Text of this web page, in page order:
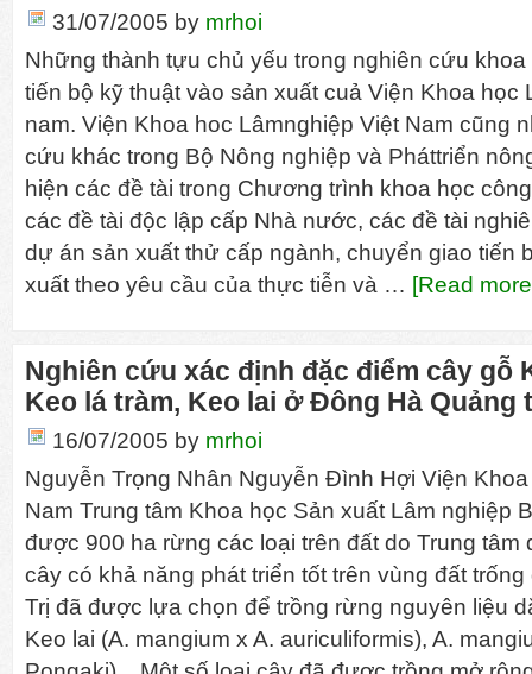
31/07/2005 by mrhoi
Những thành tựu chủ yếu trong nghiên cứu
tiến bộ kỹ thuật vào sản xuất cuả Viện Khoa học
nam. Viện Khoa hoc Lâmnghiệp Việt Nam cũng
cứu khác trong Bộ Nông nghiệp và Pháttriển
hiện các đề tài trong Chương trình khoa học
các đề tài độc lập cấp Nhà nước, các đề tài
dự án sản xuất thử cấp ngành, chuyển giao tiến
xuất theo yêu cầu của thực tiễn và … [Read
Nghiên cứu xác định đặc điểm cây gỗ
Keo lá tràm, Keo lai ở Đông Hà Quảng
16/07/2005 by mrhoi
Nguyễn Trọng Nhân Nguyễn Đình Hợi Viện
Nam Trung tâm Khoa học Sản xuất Lâm nghiệp
được 900 ha rừng các loại trên đất do Trung tâm
cây có khả năng phát triển tốt trên vùng đất
Trị đã được lựa chọn để trồng rừng nguyên liệu
Keo lai (A. mangium x A. auriculiformis), A.